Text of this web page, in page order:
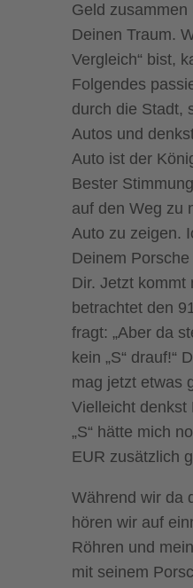
Geld
Deinen Traum.
Vergleich“ bist,
Folgendes
durch die Stadt,
Autos und
Auto ist der
Bester
auf den Weg zu
Auto zu zeigen.
Deinem
Dir. Jetzt kommt
betrachtet den
fragt: „Aber da
kein „S“ drauf!“
mag jetzt etwas
Vielleicht denkst
„S“ hätte mich
EUR zusätzlich
Während wir da
hören wir auf
Röhren und
mit seinem